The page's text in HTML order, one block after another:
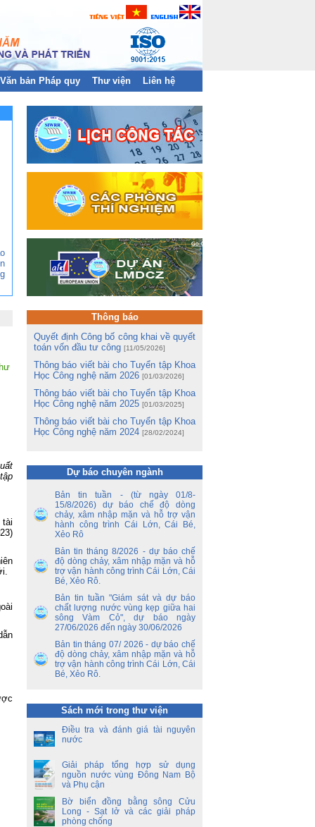
Văn bản Pháp quy Thư viện Liên hệ
tài
Thông báo
Quyết định Công bố công khai về quyết
toán vốn đầu tư công [11/05/2026]
Thông báo viết bài cho Tuyển tập Khoa
Học Công nghệ năm 2026 [01/03/2026]
Thông báo viết bài cho Tuyển tập Khoa
Học Công nghệ năm 2025 [01/03/2025]
Thông báo viết bài cho Tuyển tập Khoa
Học Công nghệ năm 2024 [28/02/2024]
Dự báo chuyên ngành
Bản tin tuần - (từ ngày 01/8-
15/8/2026) dự báo chế độ dòng
chảy, xâm nhập mặn và hỗ trợ vận
hành công trình Cái Lớn, Cái Bé,
Xẻo Rô
Bản tin tháng 8/2026 - dự báo chế
độ dòng chảy, xâm nhập mặn và hỗ
trợ vận hành công trình Cái Lớn, Cái
Bé, Xẻo Rô.
Bản tin tuần "Giám sát và dự báo
chất lượng nước vùng kẹp giữa hai
sông Vàm Cỏ", dự báo ngày
27/06/2026 đến ngày 30/06/2026
Bản tin tháng 07/ 2026 - dự báo chế
độ dòng chảy, xâm nhập mặn và hỗ
trợ vận hành công trình Cái Lớn, Cái
Bé, Xẻo Rô.
Sách mới trong thư viện
Điều tra và đánh giá tài nguyên
nước
Giải pháp tổng hợp sử dụng
nguồn nước vùng Đông Nam Bộ
và Phụ cận
Bờ biển đồng bằng sông Cửu
Long - Sạt lở và các giải pháp
phòng chống